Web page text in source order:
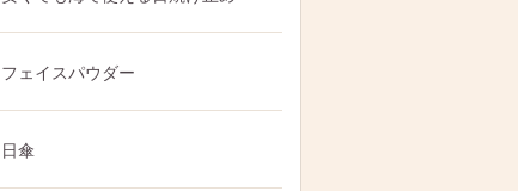
フェイスパウダー
日傘